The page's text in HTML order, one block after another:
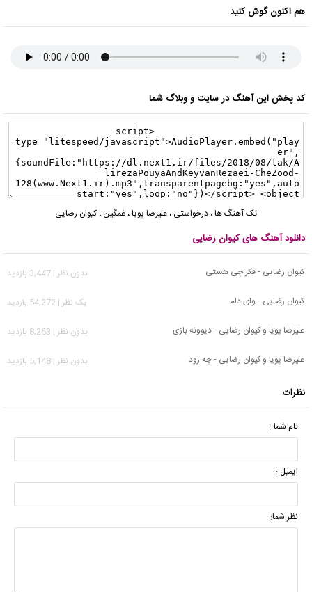
هم اکنون گوش کنید
کد پخش این آهنگ در سایت و وبلاگ شما
تک آهنگ ها، درخواستی ، علیرضا پویا، غمگین ،کیوان رضایی
دانلود آهنگ های کیوان رضایی
کیوان رضایی - فکر چی هستی
بدون نظر | 3,447 بازدید
کیوان رضایی - وای دلم
يک نظر | 54,272 بازدید
علیرضا پویا و کیوان رضایی - دیوونه بازی
بدون نظر | 8,263 بازدید
علیرضا پویا و کیوان رضایی - چه زود
بدون نظر | 5,148 بازدید
نظرات
نام شما :
ایمیل :
نظر شما: